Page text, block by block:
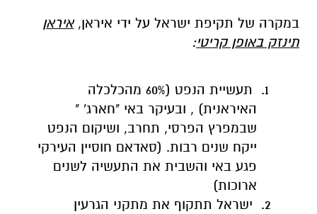
במקרה של תקיפת ישראל על ידי איראן,איראן
תינזק באופן קריטי:
תעשיית הנפט (60% מהכלכלה
האיראנית) , ובעיקר באי "חארג' "
שבמפרץ הפרסי, תחרב, ושיקום הנפט
ייקח שנים רבות. (סאדאם חוסיין העירקי
פגע באי והשבית את התעשיה לשנים
ארוכות)
ישראל תתקוף את מתקני הגרעין